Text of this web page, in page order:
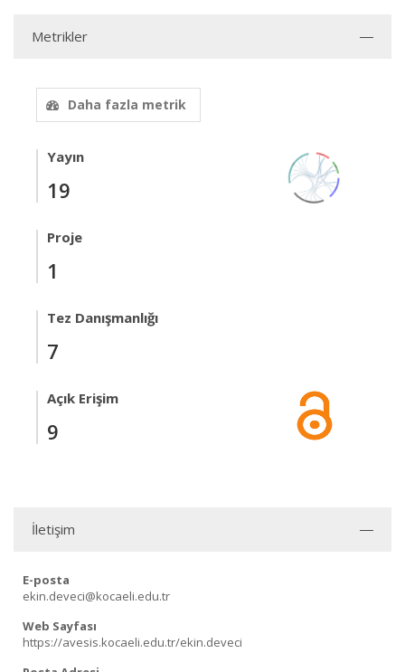
Metrikler
Daha fazla metrik
Yayın
19
Proje
1
Tez Danışmanlığı
7
Açık Erişim
9
İletişim
E-posta
ekin.deveci@kocaeli.edu.tr
Web Sayfası
https://avesis.kocaeli.edu.tr/ekin.deveci